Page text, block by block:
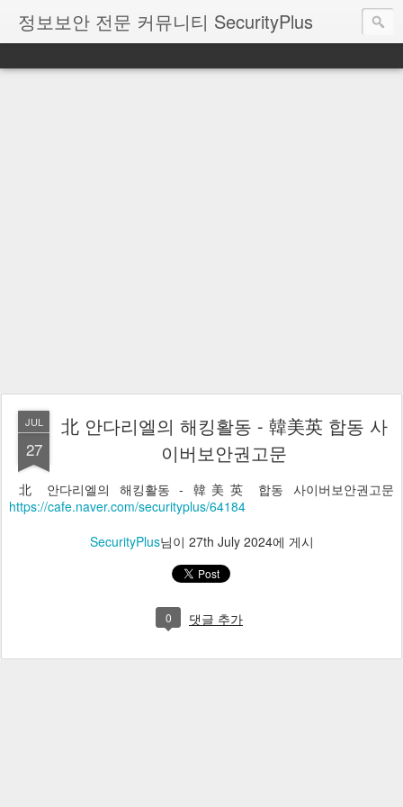
정보보안 전문 커뮤니티 SecurityPlus
JUL
27
北 안다리엘의 해킹활동 - 韓美英 합동 사
이버보안권고문
北 안다리엘의 해킹활동 - 韓美英 합동 사이버보안권고문
https://cafe.naver.com/securityplus/64184
SecurityPlus님이 27th July 2024에 게시
0 댓글 추가